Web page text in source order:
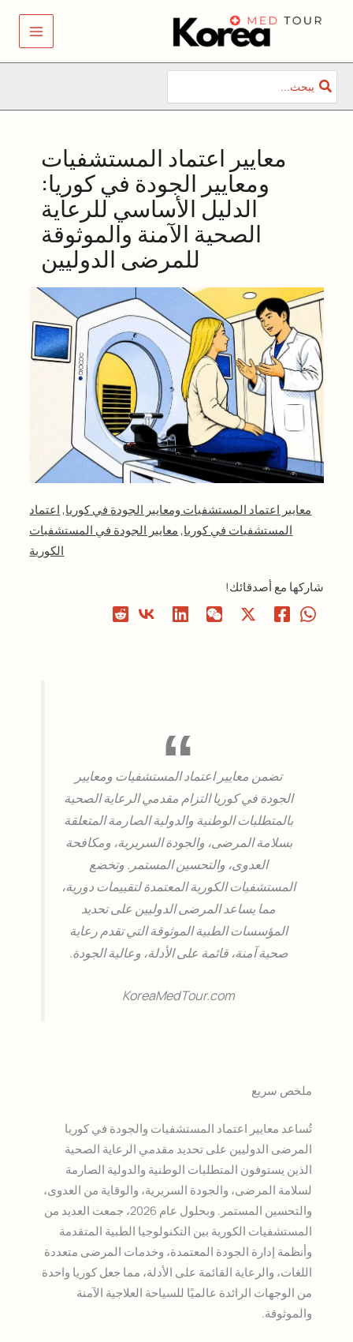
البحث
عن:
معايير اعتماد المستشفيات
ومعايير الجودة في كوريا:
الدليل الأساسي للرعاية
الصحية الآمنة والموثوقة
للمرضى الدوليين
معايير اعتماد المستشفيات ومعايير الجودة في كوريا, اعتماد
المستشفيات في كوريا, معايير الجودة في المستشفيات
الكورية
شاركها مع أصدقائك!
تضمن معايير اعتماد المستشفيات ومعايير
الجودة في كوريا التزام مقدمي الرعاية الصحية
بالمتطلبات الوطنية والدولية الصارمة المتعلقة
بسلامة المرضى، والجودة السريرية، ومكافحة
العدوى، والتحسين المستمر. وتخضع
المستشفيات الكورية المعتمدة لتقييمات دورية،
مما يساعد المرضى الدوليين على تحديد
المؤسسات الطبية الموثوقة التي تقدم رعاية
صحية آمنة، قائمة على الأدلة، وعالية الجودة.
KoreaMedTour.com
ملخص سريع
تُساعد معايير اعتماد المستشفيات والجودة في كوريا
المرضى الدوليين على تحديد مقدمي الرعاية الصحية
الذين يستوفون المتطلبات الوطنية والدولية الصارمة
لسلامة المرضى، والجودة السريرية، والوقاية من العدوى،
والتحسين المستمر. وبحلول عام 2026، جمعت العديد من
المستشفيات الكورية بين التكنولوجيا الطبية المتقدمة
وأنظمة إدارة الجودة المعتمدة، وخدمات المرضى متعددة
اللغات، والرعاية القائمة على الأدلة، مما جعل كوريا واحدة
من الوجهات الرائدة عالميًا للسياحة العلاجية الآمنة
والموثوقة.